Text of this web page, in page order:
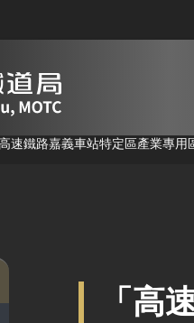
高速鐵路嘉義車站特定區產業專
「高